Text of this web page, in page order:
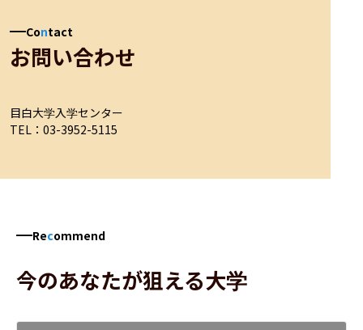
Contact
お問い合わせ
目白大学入学センター
TEL：03-3952-5115
Recommend
今のあなたが狙える大学